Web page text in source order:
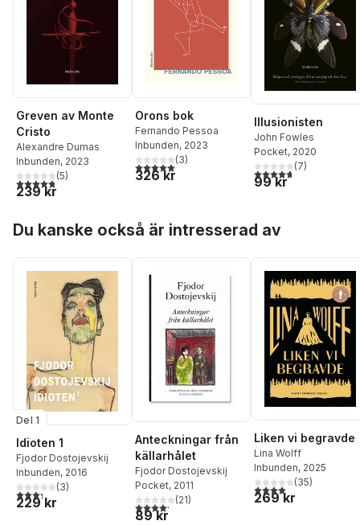
Greven av Monte
Cristo
Alexandre Dumas
Inbunden, 2023
4,8utav 5 stjärnor. Totalt antal röster:
(5)
239 kr
Orons bok
Fernando Pessoa
Inbunden, 2023
5,0utav 5 stjärnor. Totalt antal röster:
(3)
326 kr
Illusionisten
John Fowles
Pocket, 2020
4,7utav 5 stjärnor.
(7)
99 kr
Du kanske också är intresserad av
Del 1
Idioten 1
Fjodor Dostojevskij
Inbunden, 2016
3,3utav 5 stjärnor. Totalt antal röster:
(3)
229 kr
Anteckningar från
källarhålet
Fjodor Dostojevskij
Pocket, 2011
4,2utav 5 stjärnor. Totalt antal röster:
(21)
89 kr
Liken vi begravde
Lina Wolff
Inbunden, 2025
3,9utav 5 stjärnor.
(35)
269 kr